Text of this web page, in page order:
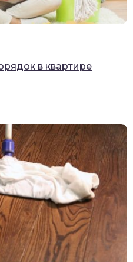
в квартире